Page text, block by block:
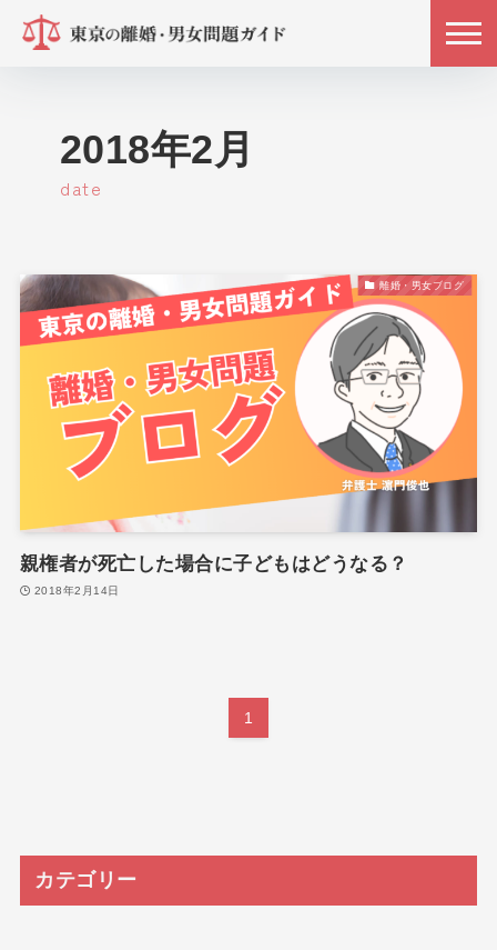
2018年2月
date
離婚・男女ブログ
親権者が死亡した場合に子どもはどうなる？
2018年2月14日
1
カテゴリー